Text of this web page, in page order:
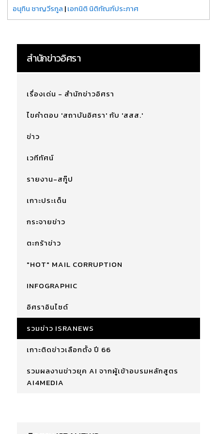
อนุทิน ชาญวีรกูล |เอกนิติ นิติทัณฑ์ประภาศ
สำนักข่าวอิศรา
เรื่องเด่น - สำนักข่าวอิศรา
ไขคำตอบ 'สถาบันอิศรา' กับ 'สสส.'
ข่าว
เวทีทัศน์
รายงาน-สกู๊ป
เกาะประเด็น
กระจายข่าว
ตะกร้าข่าว
"HOT" MAIL CORRUPTION
INFOGRAPHIC
อิศราอินไซด์
รวมข่าว ISRANEWS
เกาะติดข่าวเลือกตั้ง ปี 66
รวมผลงานข่าวยุค AI จากผู้เข้าอบรมหลักสูตร
AI4MEDIA